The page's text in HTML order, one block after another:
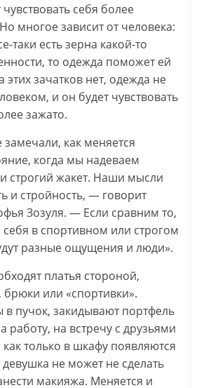
себя более
многое зависит от человека:
таки есть зерна какой-то
то одежда поможет ей
этих зачатков нет, одежда не
и он будет чувствовать
зажато.
как меняется
когда мы надеваем
строгий жакет. Наши мысли
и стройность, — говорит
Зозуля. — Если сравним то,
в спортивном или строгом
разные ощущения и люди».
платья стороной,
или «спортивки».
пучок, закидывают портфель
работу, на встречу с друзьями
только в шкафу появляются
не может не сделать
макияжа. Меняется и